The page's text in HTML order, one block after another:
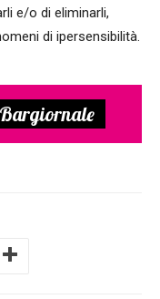
e/o di eliminarli,
di ipersensibilità.